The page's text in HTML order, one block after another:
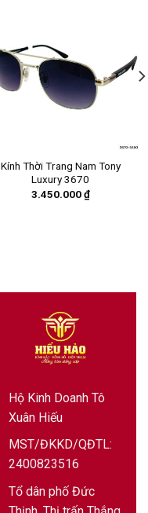
Kính Thời Trang Nam Tony
Luxury 3670
3.450.000₫
Hộ Kinh Doanh Tô
Xuân Hiếu
MST/ĐKKD/QĐTL:
2400823516
Tổ dân phố Đức